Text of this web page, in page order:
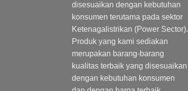
disesuaikan dengan kebutuhan
konsumen terutama pada sektor
Ketenagalistrikan (Power Sector).
Produk yang kami sediakan
merupakan barang-barang
kualitas terbaik yang disesuaikan
dengan kebutuhan konsumen